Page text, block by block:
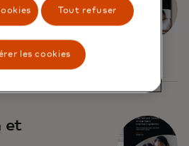
les
en
et
Tout refuser
les cookies